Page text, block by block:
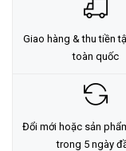
✪ 2 Port RJ45 10/
✪ 2 Port SFP
✪ Bộ nhớ CPU 256MB
✪ Kích thước
Giao hàng & thu tiền
toàn quốc
Đổi mới hoặc sản
trong 5 ngày